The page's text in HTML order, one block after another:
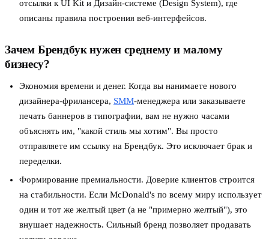
отсылки к UI Kit и Дизайн-системе (Design System), где
описаны правила построения веб-интерфейсов.
Зачем Брендбук нужен среднему и малому
бизнесу?
Экономия времени и денег. Когда вы нанимаете нового
дизайнера-фрилансера, SMM-менеджера или заказываете
печать баннеров в типографии, вам не нужно часами
объяснять им, "какой стиль мы хотим". Вы просто
отправляете им ссылку на Брендбук. Это исключает брак и
переделки.
Формирование премиальности. Доверие клиентов строится
на стабильности. Если McDonald's по всему миру использует
один и тот же желтый цвет (а не "примерно желтый"), это
внушает надежность. Сильный бренд позволяет продавать